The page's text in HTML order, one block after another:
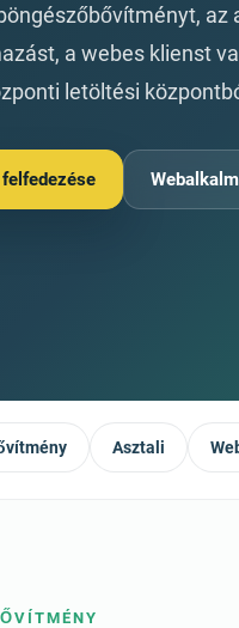
az
a webes klienst
letöltési
Asztali